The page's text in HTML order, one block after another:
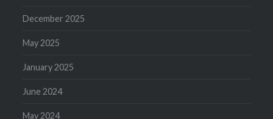
December 2025
May 2025
January 2025
June 2024
May 2024